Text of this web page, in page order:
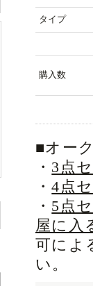
タイプ
購入数
■オー
・ 3点
・4点
・ 5点
屋に入
可によ
い。